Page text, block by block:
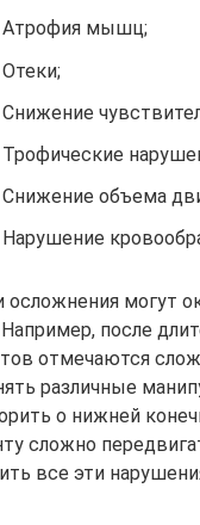
Атрофия мышц;
Отеки;
Снижение
Трофические
Снижение объема
Нарушение
осложнения могут
после
отмечаются
различные
о нижней
сложно
все эти